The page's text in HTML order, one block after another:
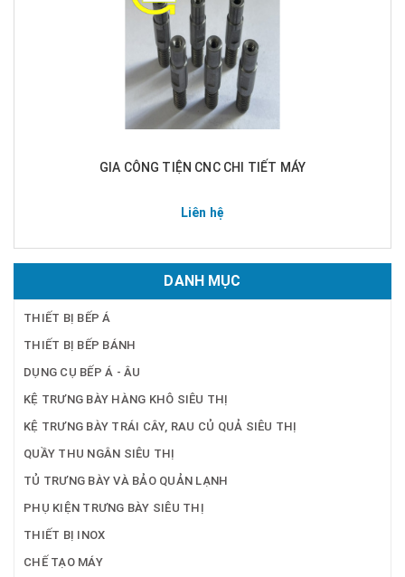
GIA CÔNG TIỆN CNC CHI TIẾT MÁY
Liên hệ
DANH MỤC
THIẾT BỊ BẾP Á
THIẾT BỊ BẾP BÁNH
DỤNG CỤ BẾP Á - ÂU
KỆ TRƯNG BÀY HÀNG KHÔ SIÊU THỊ
KỆ TRƯNG BÀY TRÁI CÂY, RAU CỦ QUẢ SIÊU THỊ
QUẦY THU NGÂN SIÊU THỊ
TỦ TRƯNG BÀY VÀ BẢO QUẢN LẠNH
PHỤ KIỆN TRƯNG BÀY SIÊU THỊ
THIẾT BỊ INOX
CHẾ TẠO MÁY